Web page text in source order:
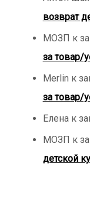
возврат
МОЗП к
за товар/
Merlin к
за товар/
Еленак
МОЗП к
детской